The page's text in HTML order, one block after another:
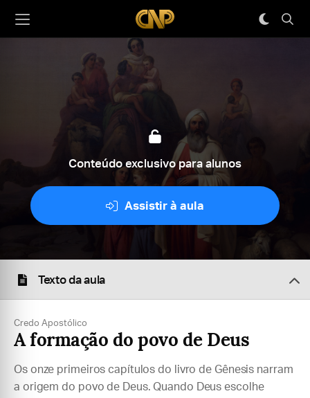
Conteúdo exclusivo para alunos
Assistir à aula
Texto da aula
Credo Apostólico
A formação do povo de Deus
Os onze primeiros capítulos do livro de Gênesis narram
a origem do povo de Deus. Quando Deus escolhe